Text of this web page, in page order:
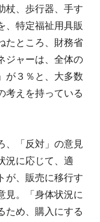
杖、歩行器、手す
、特定福祉用具販
たところ、財務省
ジャーは、全体の
が３％と、大多数
考えを持っている
、「反対」の意見
況に応じて、適
が、販売に移行す
見。「身体状況に
ため、購入にする